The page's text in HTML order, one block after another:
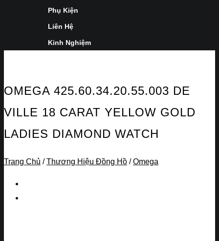
Phụ Kiện
Liên Hệ
Kinh Nghiệm
OMEGA 425.60.34.20.55.003 DE
VILLE 18 CARAT YELLOW GOLD
LADIES DIAMOND WATCH
Trang Chủ / Thương Hiệu Đồng Hồ / Omega